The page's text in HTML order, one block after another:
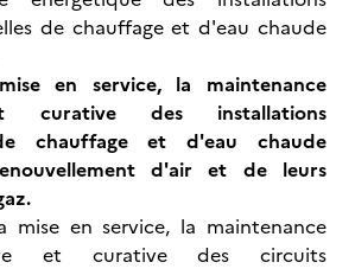
de chauffage et d'eau chaude
en service, la maintenance
curative des installations
chauffage et d'eau chaude
d'air et de leurs
mise en service, la maintenance
et curative des circuits